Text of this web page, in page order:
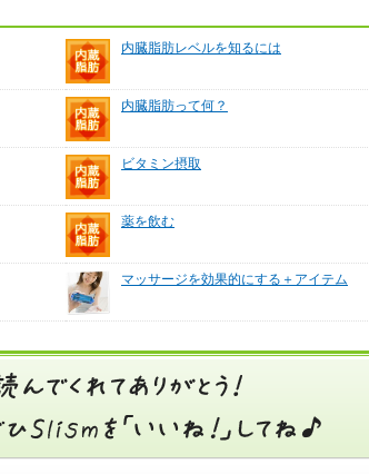
内臓脂肪レベルを知るには
内臓脂肪って何？
ビタミン摂取
薬を飲む
マッサージを効果的にする＋アイテム